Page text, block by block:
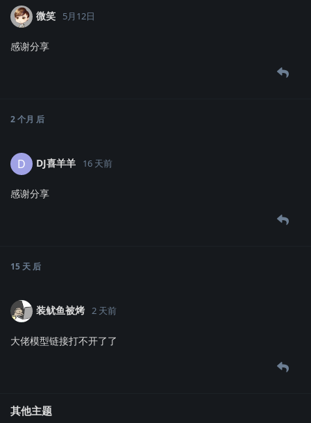
微笑 5月12日
感谢分享
2 个月 后
D DJ喜羊羊 16 天前
感谢分享
15 天 后
装鱿鱼被烤 2 天前
大佬模型链接打不开了了
其他主题